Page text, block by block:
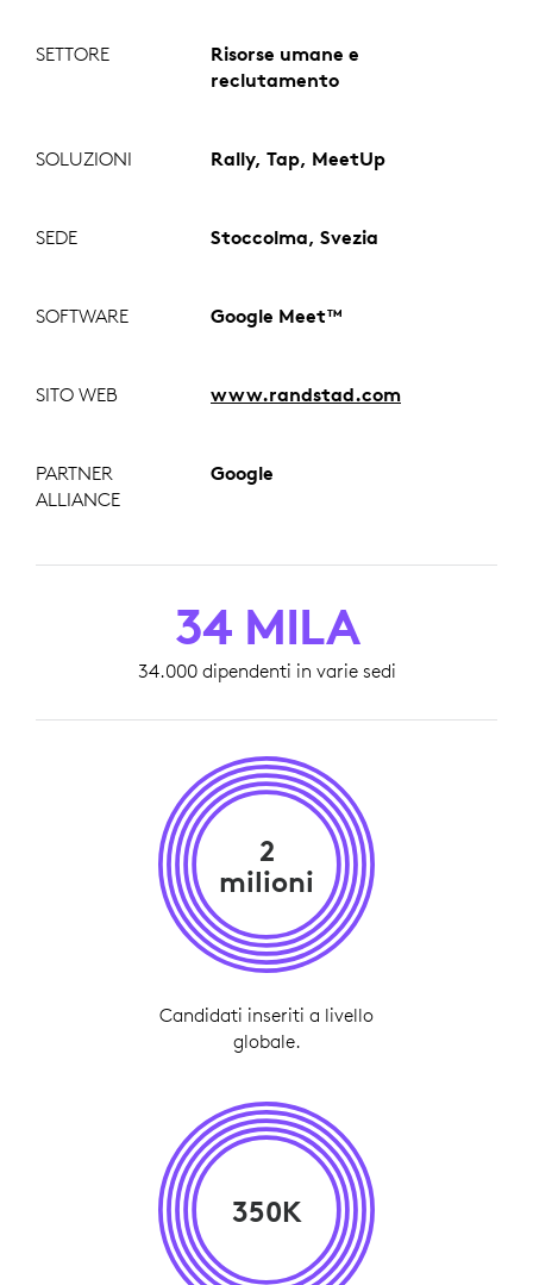
SETTORE
Risorse umane e
reclutamento
SOLUZIONI Rally, Tap, MeetUp
SEDE Stoccolma, Svezia
SOFTWARE Google Meet™
SITO WEB www.randstad.com
PARTNER
ALLIANCE
Google
34 MILA
34.000 dipendenti in varie sedi
2
milioni
Candidati inseriti a livello
globale.
350K